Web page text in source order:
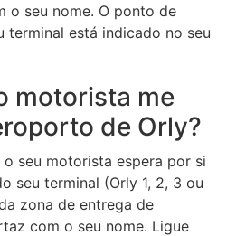
o seu nome. O ponto de
terminal está indicado no seu
motorista me
de Orly?
seu motorista espera por si
seu terminal (Orly 1, 2, 3 ou
zona de entrega de
com o seu nome. Ligue